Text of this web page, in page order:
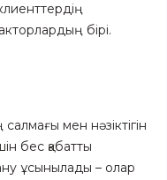
бірі.
мен нәзіктігін
бес қабатты
ұсынылады – олар